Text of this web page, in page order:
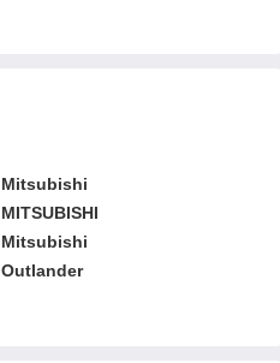
Mitsubishi
MITSUBISHI
Mitsubishi
Outlander